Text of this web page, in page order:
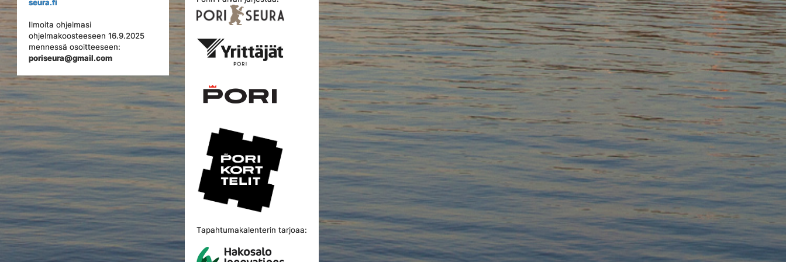
seura.fi
Ilmoita ohjelmasi
ohjelmakoosteeseen 16.9.2025
mennessä osoitteeseen:
poriseura@gmail.com
Tapahtumakalenterin tarjoaa: